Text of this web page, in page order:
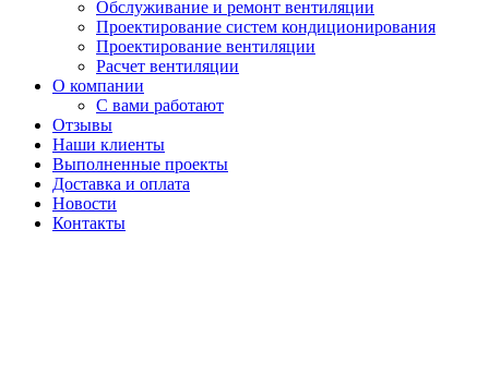
Обслуживание и ремонт вентиляции
Проектирование систем кондиционирования
Проектирование вентиляции
Расчет вентиляции
О компании
С вами работают
Отзывы
Наши клиенты
Выполненные проекты
Доставка и оплата
Новости
Контакты